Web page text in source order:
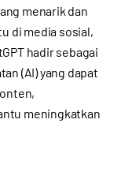
menarik dan
di media sosial,
hadir sebagai
(AI) yang dapat
meningkatkan